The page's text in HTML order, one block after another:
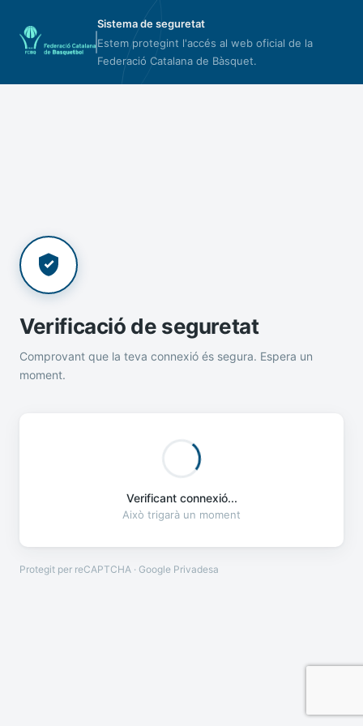
Sistema de seguretat
Estem protegint l'accés al web oficial de la
Federació Catalana de Bàsquet.
Verificació de seguretat
Comprovant que la teva connexió és segura. Espera un
moment.
Verificant connexió...
Això trigarà un moment
Protegit per reCAPTCHA · Google Privadesa